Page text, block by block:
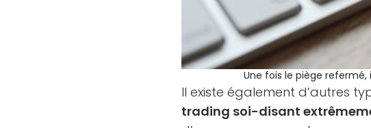
Une fois le piège
Il existe également d’autres
trading soi-disant